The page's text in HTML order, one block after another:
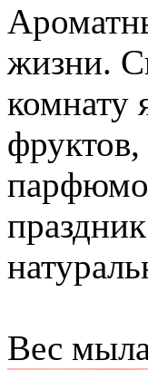
жизни.
комнату
Вес